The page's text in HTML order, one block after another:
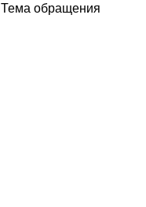
Тема обращения